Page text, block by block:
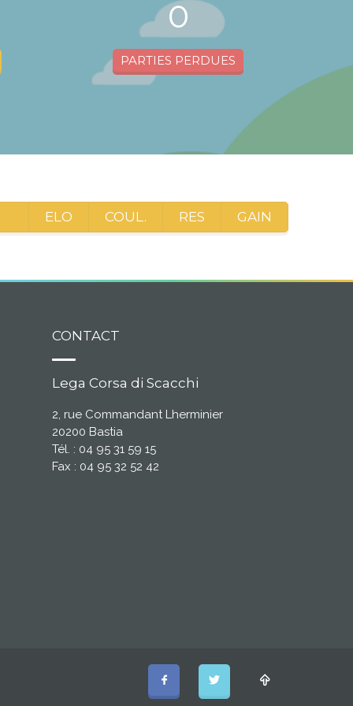
0
PARTIES PERDUES
ELO COUL. RES GAIN
CONTACT
Lega Corsa di Scacchi
2, rue Commandant Lherminier
20200 Bastia
Tél. : 04 95 31 59 15
Fax : 04 95 32 52 42